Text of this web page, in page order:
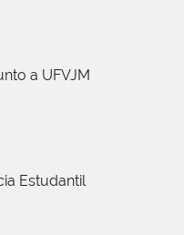
a UFVJM
Estudantil